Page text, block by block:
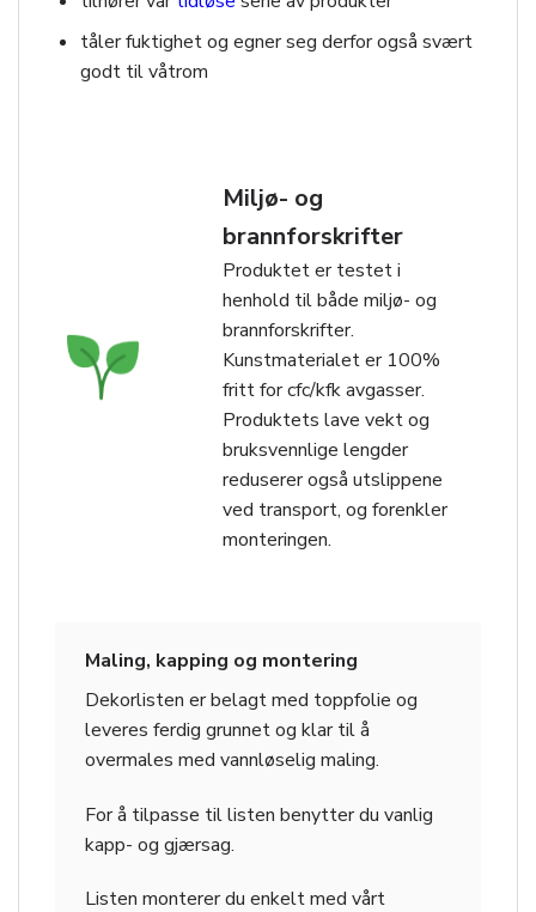
tåler fuktighet og egner seg derfor også svært
godt til våtrom
Miljø- og
brannforskrifter
Produktet er testet i
henhold til både miljø- og
brannforskrifter.
Kunstmaterialet er 100%
fritt for cfc/kfk avgasser.
Produktets lave vekt og
bruksvennlige lengder
reduserer også utslippene
ved transport, og forenkler
monteringen.
Maling, kapping og montering
Dekorlisten er belagt med toppfolie og
leveres ferdig grunnet og klar til å
overmales med vannløselig maling.
For å tilpasse til listen benytter du vanlig
kapp- og gjærsag.
Listen monterer du enkelt med vårt